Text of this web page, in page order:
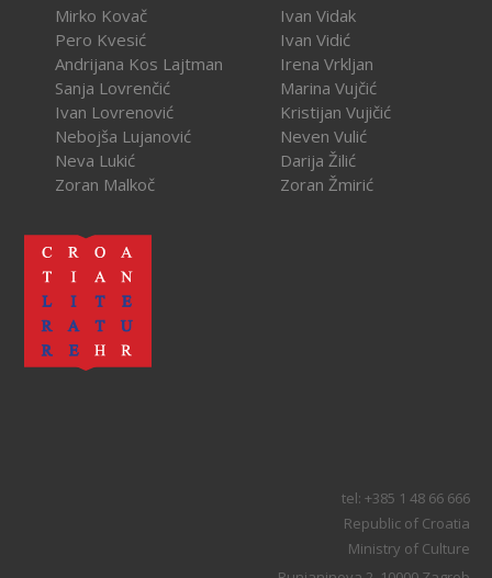
Mirko Kovač
Pero Kvesić
Andrijana Kos Lajtman
Sanja Lovrenčić
Ivan Lovrenović
Nebojša Lujanović
Neva Lukić
Zoran Malkoč
Ivan Vidak
Ivan Vidić
Irena Vrkljan
Marina Vujčić
Kristijan Vujičić
Neven Vulić
Darija Žilić
Zoran Žmirić
tel: +385 1 48 66 666
Republic of Croatia
Ministry of Culture